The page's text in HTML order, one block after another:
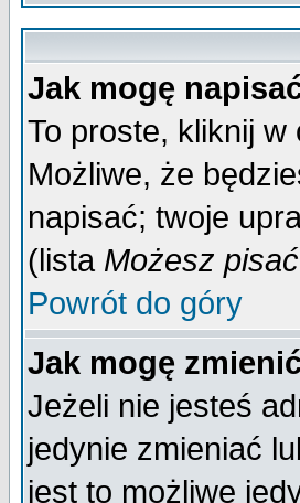
Jak mogę
To proste, kliknij
Możliwe, że
napisać; twoje
(lista Możesz
Powrót do góry
Jak mogę
Jeżeli nie jesteś
jedynie zmieniać
jest to możliwe